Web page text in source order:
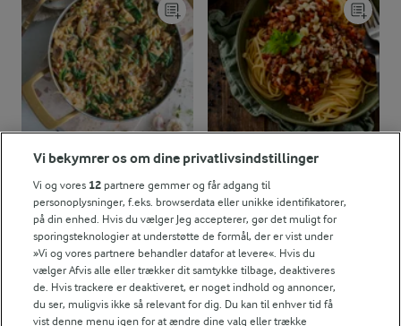
30 MIN
Marry me chicken
orzo
(28)
45 MIN
Beluga bolognese
(61)
Vi bekymrer os om dine privatlivsindstillinger
Vi og vores 12 partnere gemmer og får adgang til
personoplysninger, f.eks. browserdata eller unikke identifikatorer,
på din enhed. Hvis du vælger Jeg accepterer, gør det muligt for
sporingsteknologier at understøtte de formål, der er vist under
»Vi og vores partnere behandler datafor at levere«. Hvis du
vælger Afvis alle eller trækker dit samtykke tilbage, deaktiveres
de. Hvis trackere er deaktiveret, er noget indhold og annoncer,
du ser, muligvis ikke så relevant for dig. Du kan til enhver tid få
vist denne menu igen for at ændre dine valg eller trække